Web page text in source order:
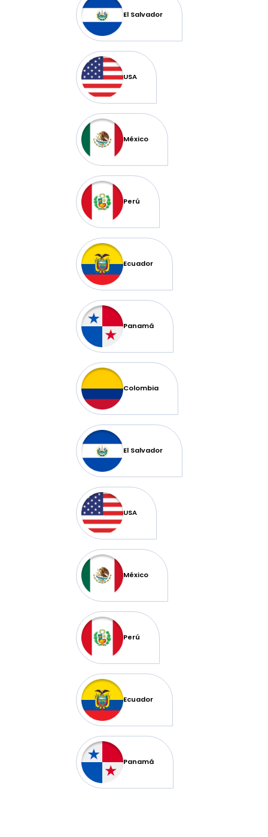
El Salvador
USA
México
Perú
Ecuador
Panamá
Colombia
El Salvador
USA
México
Perú
Ecuador
Panamá